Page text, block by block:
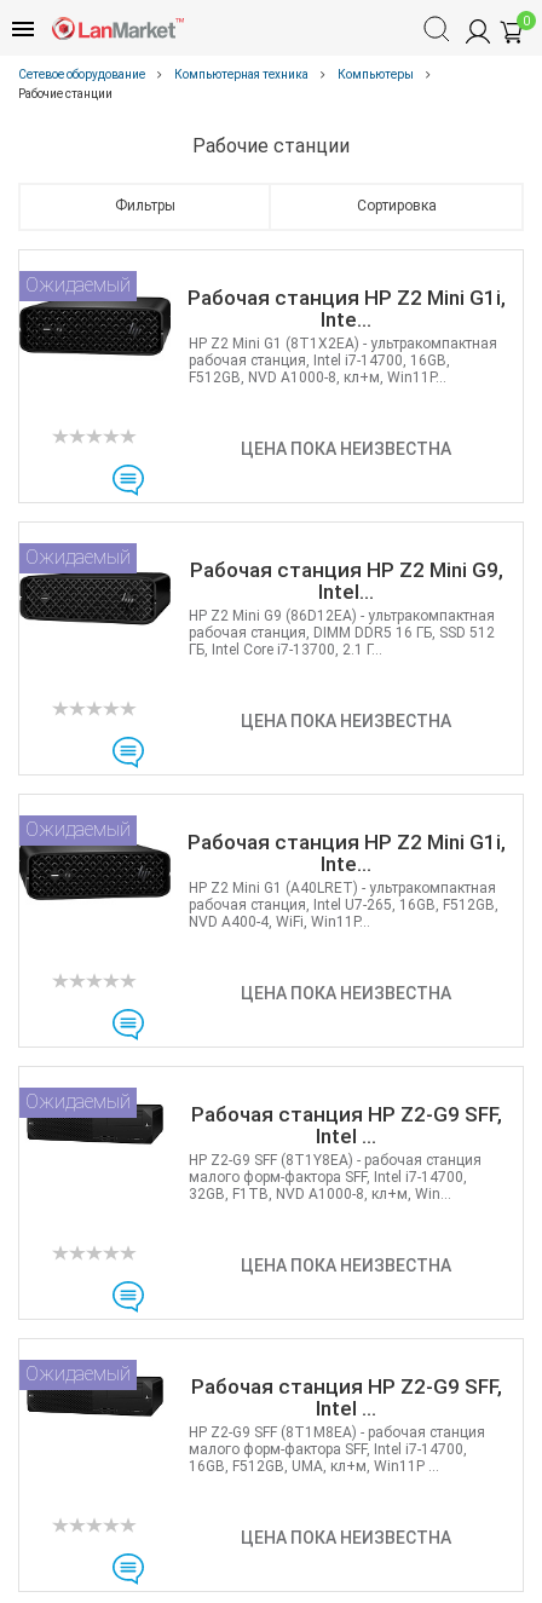
0
Сетевое оборудование Компьютерная техника
Компьютеры
Рабочие станции
Рабочие станции
Фильтры Сортировка
Рабочая станция HP Z2 Mini G1i,
Inte...
Ожидаемый
ЦЕНА ПОКА НЕИЗВЕСТНА
HP Z2 Mini G1 (8T1X2EA) - ультракомпактная
рабочая станция, Intel i7-14700, 16GB,
F512GB, NVD A1000-8, кл+м, Win11P...
Рабочая станция HP Z2 Mini G9,
Intel...
Ожидаемый
ЦЕНА ПОКА НЕИЗВЕСТНА
HP Z2 Mini G9 (86D12EA) - ультракомпактная
рабочая станция, DIMM DDR5 16 ГБ, SSD 512
ГБ, Intel Core i7-13700, 2.1 Г...
Рабочая станция HP Z2 Mini G1i,
Inte...
Ожидаемый
ЦЕНА ПОКА НЕИЗВЕСТНА
HP Z2 Mini G1 (A40LRET) - ультракомпактная
рабочая станция, Intel U7-265, 16GB, F512GB,
NVD A400-4, WiFi, Win11P...
Рабочая станция HP Z2-G9 SFF,
Intel ...
Ожидаемый
ЦЕНА ПОКА НЕИЗВЕСТНА
HP Z2-G9 SFF (8T1Y8EA) - рабочая станция
малого форм-фактора SFF, Intel i7-14700,
32GB, F1TB, NVD A1000-8, кл+м, Win...
Рабочая станция HP Z2-G9 SFF,
Intel ...
Ожидаемый
ЦЕНА ПОКА НЕИЗВЕСТНА
HP Z2-G9 SFF (8T1M8EA) - рабочая станция
малого форм-фактора SFF, Intel i7-14700,
16GB, F512GB, UMA, кл+м, Win11P ...